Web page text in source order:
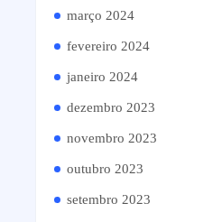
março 2024
fevereiro 2024
janeiro 2024
dezembro 2023
novembro 2023
outubro 2023
setembro 2023